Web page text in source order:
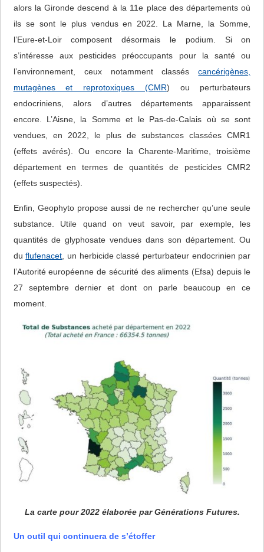
alors la Gironde descend à la 11e place des départements où
ils se sont le plus vendus en 2022. La Marne, la Somme,
l’Eure-et-Loir composent désormais le podium. Si on
s’intéresse aux pesticides préoccupants pour la santé ou
l’environnement, ceux notamment classéscancérigènes,
mutagènes et reprotoxiques (CMR) ou perturbateurs
endocriniens, alors d’autres départements apparaissent
encore. L’Aisne, la Somme et le Pas-de-Calais où se sont
vendues, en 2022, le plus de substances classées CMR1
(effets avérés). Ou encore la Charente-Maritime, troisième
département en termes de quantités de pesticides CMR2
(effets suspectés).
Enfin, Geophyto propose aussi de ne rechercher qu’une seule
substance. Utile quand on veut savoir, par exemple, les
quantités de glyphosate vendues dans son département. Ou
duflufenacet , un herbicide classé perturbateur endocrinien par
l’Autorité européenne de sécurité des aliments (Efsa) depuis le
27 septembre dernier et dont on parle beaucoup en ce
moment.
La carte pour 2022 élaborée par Générations Futures.
Un outil qui continuera de s’étoffer